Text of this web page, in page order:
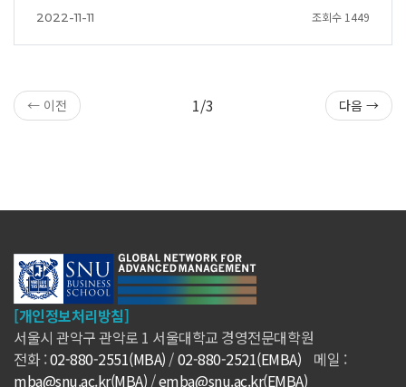
2022-11-11 조회수 1449
← 이전 1/3 다음 →
[개인정보처리방침]
서울시 관악구 관악로 1 서울대학교 경영전문대학원
전화 :02-880-2551(MBA) /02-880-2521(EMBA) 메일 :
mba@snu.ac.kr(MBA) /emba@snu.ac.kr(EMBA)